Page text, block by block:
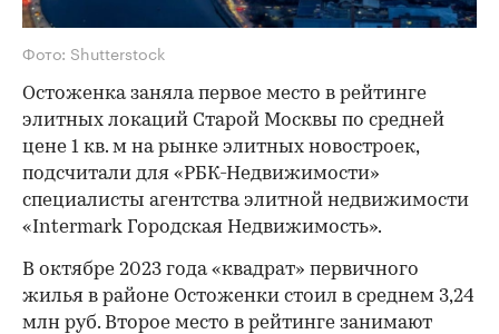
Фото: Shutterstock
Остоженка заняла первое место в рейтинге
элитных локаций Старой Москвы по средней
цене 1 кв. м на рынке элитных новостроек,
подсчитали для «РБК-Недвижимости»
специалисты агентства элитной недвижимости
«Intermark Городская Недвижимость».
В октябре 2023 года «квадрат» первичного
жилья в районе Остоженки стоил в среднем 3,24
млн руб. Второе место в рейтинге занимают